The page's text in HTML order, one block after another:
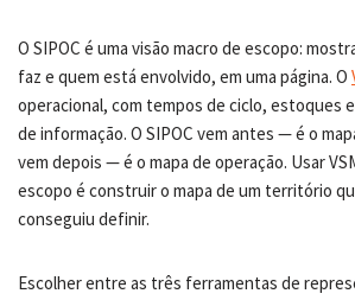
O SIPOC é uma visão macro de escopo:
faz e quem está envolvido, em uma página. O
operacional, com tempos de ciclo, estoques
de informação. O SIPOC vem antes — é o
vem depois — é o mapa de operação. Usar
escopo é construir o mapa de um território
conseguiu definir.
Escolher entre as três ferramentas de